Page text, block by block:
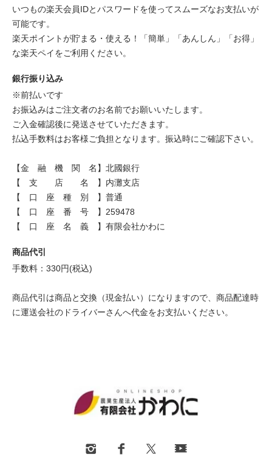
いつもの楽天会員IDとパスワードを使ってスムーズなお支払いが
可能です。
楽天ポイントが貯まる・使える！「簡単」「あんしん」「お得」
な楽天ペイをご利用ください。
銀行振り込み
※前払いです
お振込みはご注文者のお名前でお願いいたします。
ご入金確認後に発送させていただきます。
払込手数料はお客様ご負担となります。振込時にご確認下さい。
【金 融 機 関 名】北國銀行
【 支 店 名 】内灘支店
【 口 座 種 別 】普通
【 口 座 番 号 】259478
【 口 座 名 義 】有限会社かわに
商品代引
手数料：330円(税込)
商品代引は商品と交換（現金払い）になりますので、商品配達時
に運送会社のドライバーさんへ代金をお支払いください。